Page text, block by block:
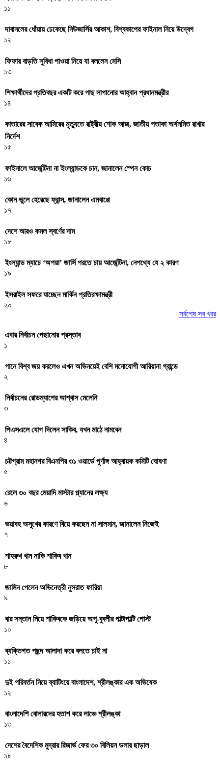
১১
দাবানলের ধোঁয়ায় ঢেকেছে নিউজার্সির আকাশ, বিশ্বকাপের ফাইনাল নিয়ে উদ্বেগ
১২
ফিফার বাড়তি সুবিধা পাওয়া নিয়ে যা বললেন মেসি
১৩
শিক্ষার্থীদের প্রতিবছর একটি করে গাছ লাগানোর আহ্বান প্রধানমন্ত্রীর
১৪
কাতারের সাবেক আমিরের মৃত্যুতে রাষ্ট্রীয় শোক আজ, জাতীয় পতাকা অর্ধনমিত রাখার
নির্দেশ
১৫
ফাইনালে আর্জেন্টিনা না ইংল্যান্ডকে চান, জানালেন স্পেন কোচ
১৬
কোন ভুলে হেরেছে ফ্রান্স, জানালেন এমবাপ্পে
১৭
দেশে আরও কমল স্বর্ণের দাম
১৮
ইংল্যান্ড ম্যাচে ‘অপয়া’ জার্সি পরতে চায় আর্জেন্টিনা, নেপথ্যে যে ২ কারণ
১৯
ইসরাইল সফরে যাচ্ছেন মার্কিন প্রতিরক্ষামন্ত্রী
২০
সর্বশেষ সব খবর
এবার নির্বাচন পেছানোর প্রস্তাব
১
গানে বিশ্ব জয় করলেও এখন অভিনয়েই বেশি মনোযোগী আরিয়ানা গ্রান্ডে
২
নির্বাচনের রোডম্যাপের আশ্বাস মেলেনি
৩
পিএসএলে যোগ দিলেন সাকিব, যখন মাঠে নামবেন
৪
চট্টগ্রাম মহানগর বিএনপির ৩১ ওয়ার্ডে পূর্ণাঙ্গ আহ্বায়ক কমিটি ঘোষণা
৫
রেলে ৩০ বছর মেয়াদি মাস্টার প্ল্যানের লক্ষ্য
৬
ভয়াবহ অসুখের কারণে বিয়ে করছেন না সালমান, জানালেন নিজেই
৭
শাহরুখ খান নাকি শাকিব খান
৮
জামিন পেলেন অভিনেত্রী নুসরাত ফারিয়া
৯
বার সন্তান নিয়ে শাকিবকে জড়িয়ে অপু-বুবলীর পাল্টাপাল্টি পোস্ট
১০
ব্যক্তিগত পছন্দ আলাদা করে বলতে চাই না
১১
দুই পরিবর্তন নিয়ে ব্যাটিংয়ে বাংলাদেশ, শ্রীলঙ্কার এক অভিষেক
১২
বাংলাদেশি বোলারদের হতাশ করে লাঞ্চে শ্রীলঙ্কা
১৩
দেশের বৈদেশিক মুদ্রার রিজার্ভ ফের ৩০ বিলিয়ন ডলার ছাড়াল
১৪